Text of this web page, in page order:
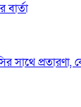
বার্তা
সাথে